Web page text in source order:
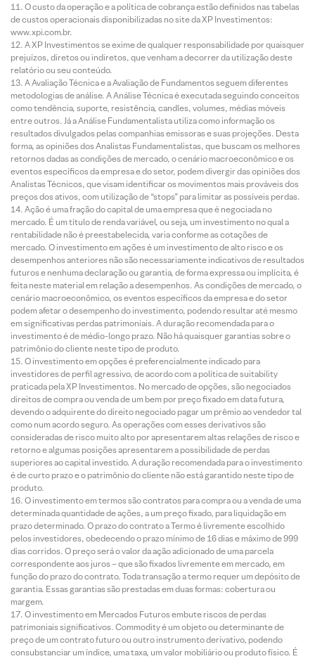
O custo da operação e a política de cobrança estão definidos nas tabelas
de custos operacionais disponibilizadas no site da XP Investimentos:
www.xpi.com.br.
A XP Investimentos se exime de qualquer responsabilidade por quaisquer
prejuízos, diretos ou indiretos, que venham a decorrer da utilização deste
relatório ou seu conteúdo.
A Avaliação Técnica e a Avaliação de Fundamentos seguem diferentes
metodologias de análise. A Análise Técnica é executada seguindo conceitos
como tendência, suporte, resistência, candles, volumes, médias móveis
entre outros. Já a Análise Fundamentalista utiliza como informação os
resultados divulgados pelas companhias emissoras e suas projeções. Desta
forma, as opiniões dos Analistas Fundamentalistas, que buscam os melhores
retornos dadas as condições de mercado, o cenário macroeconômico e os
eventos específicos da empresa e do setor, podem divergir das opiniões dos
Analistas Técnicos, que visam identificar os movimentos mais prováveis dos
preços dos ativos, com utilização de “stops” para limitar as possíveis perdas.
Ação é uma fração do capital de uma empresa que é negociada no
mercado. É um título de renda variável, ou seja, um investimento no qual a
rentabilidade não é preestabelecida, varia conforme as cotações de
mercado. O investimento em ações é um investimento de alto risco e os
desempenhos anteriores não são necessariamente indicativos de resultados
futuros e nenhuma declaração ou garantia, de forma expressa ou implícita, é
feita neste material em relação a desempenhos. As condições de mercado, o
cenário macroeconômico, os eventos específicos da empresa e do setor
podem afetar o desempenho do investimento, podendo resultar até mesmo
em significativas perdas patrimoniais. A duração recomendada para o
investimento é de médio-longo prazo. Não há quaisquer garantias sobre o
patrimônio do cliente neste tipo de produto.
O investimento em opções é preferencialmente indicado para
investidores de perfil agressivo, de acordo com a política de suitability
praticada pela XP Investimentos. No mercado de opções, são negociados
direitos de compra ou venda de um bem por preço fixado em data futura,
devendo o adquirente do direito negociado pagar um prêmio ao vendedor tal
como num acordo seguro. As operações com esses derivativos são
consideradas de risco muito alto por apresentarem altas relações de risco e
retorno e algumas posições apresentarem a possibilidade de perdas
superiores ao capital investido. A duração recomendada para o investimento
é de curto prazo e o patrimônio do cliente não está garantido neste tipo de
produto.
O investimento em termos são contratos para compra ou a venda de uma
determinada quantidade de ações, a um preço fixado, para liquidação em
prazo determinado. O prazo do contrato a Termo é livremente escolhido
pelos investidores, obedecendo o prazo mínimo de 16 dias e máximo de 999
dias corridos. O preço será o valor da ação adicionado de uma parcela
correspondente aos juros – que são fixados livremente em mercado, em
função do prazo do contrato. Toda transação a termo requer um depósito de
garantia. Essas garantias são prestadas em duas formas: cobertura ou
margem.
O investimento em Mercados Futuros embute riscos de perdas
patrimoniais significativos. Commodity é um objeto ou determinante de
preço de um contrato futuro ou outro instrumento derivativo, podendo
consubstanciar um índice, uma taxa, um valor mobiliário ou produto físico. É